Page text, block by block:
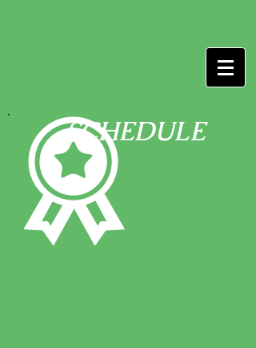
SCHEDULE